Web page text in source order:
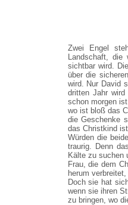
Zwei Engel
Landschaft, die
sichtbar wird.
über die
wird. Nur David
dritten Jahr
schon morgen
wo ist bloß das
die Geschenke
das Christkind
Würden die
traurig. Denn
Kälte zu suchen
Frau, die dem
herum
Doch sie hat
wenn sie ihren
zu bringen, wo